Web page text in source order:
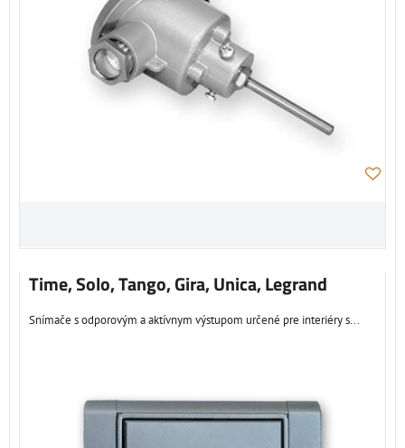
Time, Solo, Tango, Gira, Unica, Legrand
Snímače s odporovým a aktívnym výstupom určené pre interiéry s...